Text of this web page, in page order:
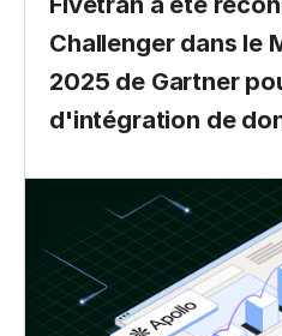
Challenger dans le
2025 de Gartner
d'intégration de